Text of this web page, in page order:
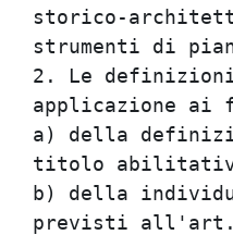
storico-
strumenti
2. Le
a) della
titolo
b) della